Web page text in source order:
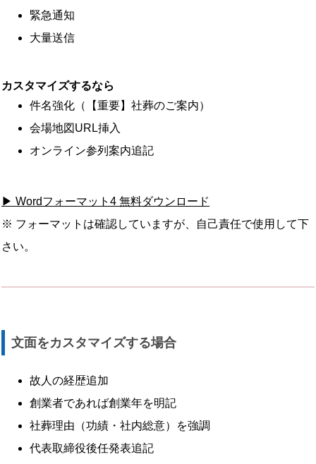
緊急通知
大量送信
カスタマイズするなら
件名強化（【重要】社葬のご案内）
会場地図URL挿入
オンライン参列案内追記
▶ Wordフォーマット4 無料ダウンロード
※ フォーマットは確認していますが、自己責任で使用して下
さい。
文面をカスタマイズする場合
故人の経歴追加
創業者であれば創業年を明記
社葬理由（功績・社内総意）を強調
代表取締役後任発表追記